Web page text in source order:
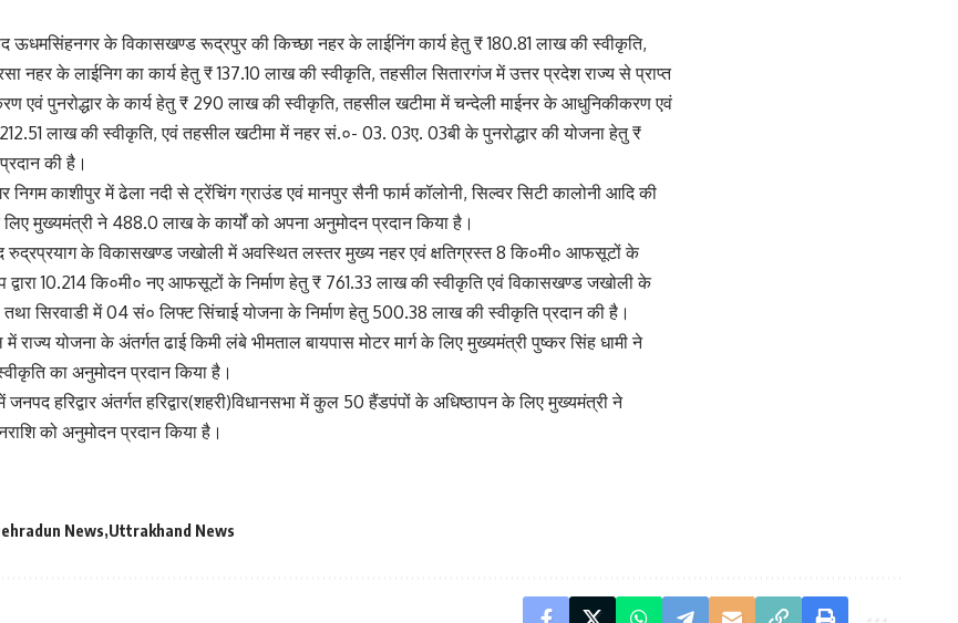
ऊधमसिंहनगर के विकासखण्ड रूद्रपुर की किच्छा नहर के लाईनिंग कार्य हेतु ₹ 180.81 लाख की स्वीकृति,
नहर के लाईनिग का कार्य हेतु ₹ 137.10 लाख की स्वीकृति, तहसील सितारगंज में उत्तर प्रदेश राज्य से प्राप्त
एवं पुनरोद्धार के कार्य हेतु ₹ 290 लाख की स्वीकृति, तहसील खटीमा में चन्देली माईनर के आधुनिकीकरण एवं
212.51 लाख की स्वीकृति, एवं तहसील खटीमा में नहर सं.०- 03. 03ए. 03बी के पुनरोद्धार की योजना हेतु ₹
की है।
काशीपुर में ढेला नदी से ट्रेंचिंग ग्राउंड एवं मानपुर सैनी फार्म कॉलोनी, सिल्वर सिटी कालोनी आदि की
मुख्यमंत्री ने 488.0 लाख के कार्यों को अपना अनुमोदन प्रदान किया है।
रुद्रप्रयाग के विकासखण्ड जखोली में अवस्थित लस्तर मुख्य नहर एवं क्षतिग्रस्त 8 कि०मी० आफसूटों के
द्वारा 10.214 कि०मी० नए आफसूटों के निर्माण हेतु ₹ 761.33 लाख की स्वीकृति एवं विकासखण्ड जखोली के
तथा सिरवाडी में 04 सं० लिफ्ट सिंचाई योजना के निर्माण हेतु 500.38 लाख की स्वीकृति प्रदान की है।
राज्य योजना के अंतर्गत ढाई किमी लंबे भीमताल बायपास मोटर मार्ग के लिए मुख्यमंत्री पुष्कर सिंह धामी ने
का अनुमोदन प्रदान किया है।
हरिद्वार अंतर्गत हरिद्वार(शहरी)विधानसभा में कुल 50 हैंडपंपों के अधिष्ठापन के लिए मुख्यमंत्री ने
को अनुमोदन प्रदान किया है।
News Uttrakhand News